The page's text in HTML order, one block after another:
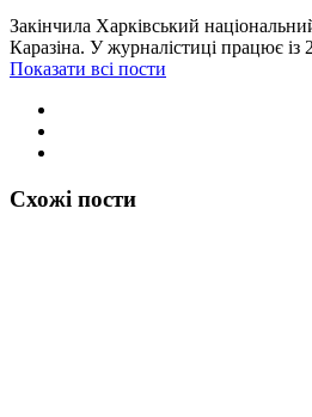
Закінчила Харківський
Каразіна. У журналістиці працює із
Показати всі пости
Схожі пости